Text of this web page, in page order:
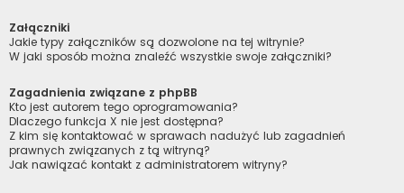
Załączniki
Jakie typy załączników są dozwolone na tej witrynie?
W jaki sposób można znaleźć wszystkie swoje załączniki?
Zagadnienia związane z phpBB
Kto jest autorem tego oprogramowania?
Dlaczego funkcja X nie jest dostępna?
Z kim się kontaktować w sprawach nadużyć lub zagadnień
prawnych związanych z tą witryną?
Jak nawiązać kontakt z administratorem witryny?